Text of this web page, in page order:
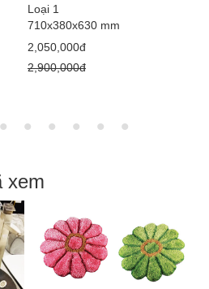
Loại 1
710x380x630 mm
2,050,000đ
2,900,000đ
xem